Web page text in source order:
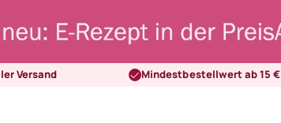
Versand Mindestbestellwert ab 15 €